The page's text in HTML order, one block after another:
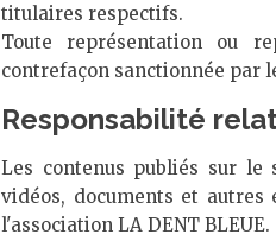
titulaires respectifs.
Toute représentation ou
contrefaçon sanctionnée par
Responsabilité
Les contenus publiés sur le
vidéos, documents et autres
l'association LA DENT BLEUE.